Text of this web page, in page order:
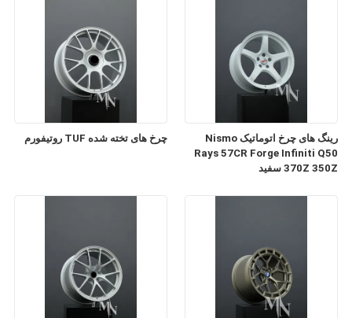
چرخ های تخته شده TUF روتیفورم
رینگ های چرخ اتوماتیک Nismo
Rays 57CR Forge Infiniti Q50
370Z 350Z سفید